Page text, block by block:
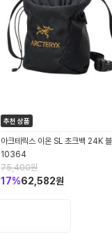
추천 상품
아크테릭스 이온 SL 초크백 24K
10364
75,400원
17%62,582원